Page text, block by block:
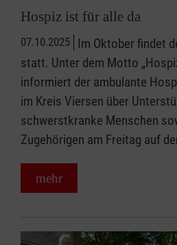
Hospiz ist für alle da
07.10.2025 Im Oktober findet
statt. Unter dem Motto
informiert der ambulante
im Kreis Viersen über
schwerstkranke Menschen
Zugehörigen am Freitag auf
mehr